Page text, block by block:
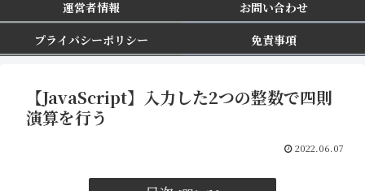
運営者情報
お問い合わせ
プライバシーポリシー
免責事項
【JavaScript】入力した2つの整数で四則
演算を行う
2022.06.07